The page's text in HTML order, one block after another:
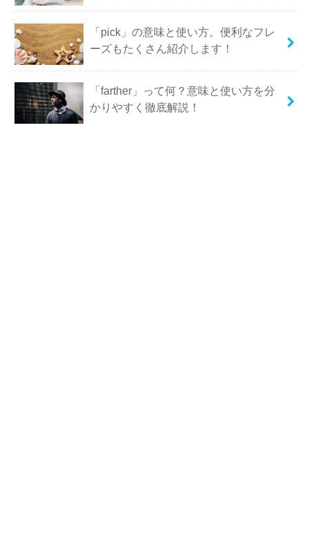
「pick」の意味と使い方。便利なフレ
ーズもたくさん紹介します！
「farther」って何？意味と使い方を分
かりやすく徹底解説！